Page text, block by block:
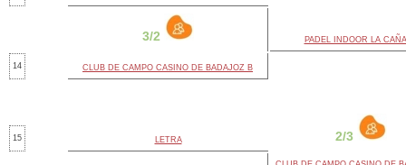
3/2 PADEL INDOOR LA
14 CLUB DE CAMPO CASINO DE BADAJOZ B
2/3
15 LETRA